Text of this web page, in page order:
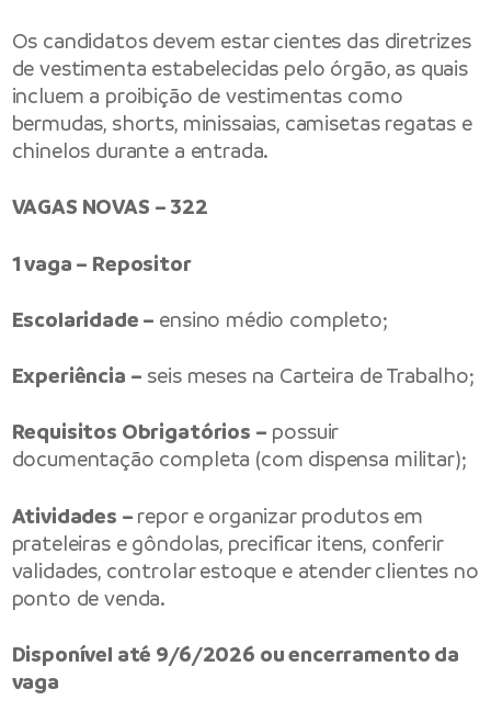
Os candidatos devem estar cientes das diretrizes
de vestimenta estabelecidas pelo órgão, as quais
incluem a proibição de vestimentas como
bermudas, shorts, minissaias, camisetas regatas e
chinelos durante a entrada.
VAGAS NOVAS – 322
1 vaga – Repositor
Escolaridade – ensino médio completo;
Experiência – seis meses na Carteira de Trabalho;
Requisitos Obrigatórios – possuir
documentação completa (com dispensa militar);
Atividades – repor e organizar produtos em
prateleiras e gôndolas, precificar itens, conferir
validades, controlar estoque e atender clientes no
ponto de venda.
Disponível até 9/6/2026 ou encerramento da
vaga